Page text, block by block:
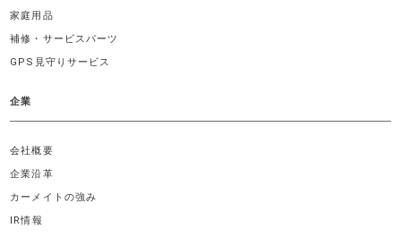
家庭用品
補修・サービスパーツ
GPS見守りサービス
企業
会社概要
企業沿革
カーメイトの強み
IR情報